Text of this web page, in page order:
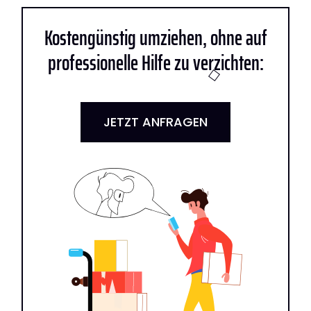
Kostengünstig umziehen, ohne auf
professionelle Hilfe zu verzichten:
JETZT ANFRAGEN